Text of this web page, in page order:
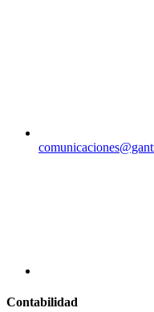
Contabilidad